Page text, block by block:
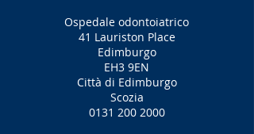
Ospedale odontoiatrico
41 Lauriston Place
Edimburgo
EH3 9EN
Città di Edimburgo
Scozia
0131 200 2000